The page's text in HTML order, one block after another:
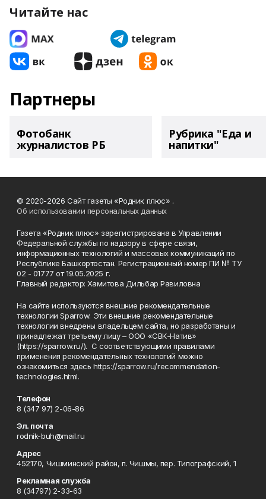
Читайте нас
Партнеры
Фотобанк
журналистов РБ
Рубрика "Еда и
напитки"
© 2020-2026 Сайт газеты «Родник плюс» .
Об использовании персональных данных
Газета «Родник плюс» зарегистрирована в Управлении
Федеральной службы по надзору в сфере связи,
информационных технологий и массовых коммуникаций по
Республике Башкортостан. Регистрационный номер ПИ № ТУ
02 - 01777 от 19.05.2025 г.
Главный редактор: Хамитова Дильбар Равиловна
На сайте используются внешние рекомендательные
технологии Sparrow. Эти внешние рекомендательные
технологии внедрены владельцем сайта, но разработаны и
принадлежат третьему лицу – ООО «СВК-Натив»
(https://sparrow.ru/). С соответствующими правилами
применения рекомендательных технологий можно
ознакомиться здесь https://sparrow.ru/recommendation-
technologies.html.
Телефон
8 (347 97) 2-06-86
Эл. почта
rodnik-buh@mail.ru
Адрес
452170, Чишминский район, п. Чишмы, пер. Типографский, 1
Рекламная служба
8 (34797) 2-33-63